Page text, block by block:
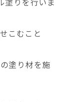
こむこと
塗り材を施